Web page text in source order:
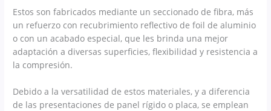
Estos son fabricados mediante un seccionado de fibra, más
un refuerzo con recubrimiento reflectivo de foil de aluminio
o con un acabado especial, que les brinda una mejor
adaptación a diversas superficies, flexibilidad y resistencia a
la compresión.
Debido a la versatilidad de estos materiales, y a diferencia
de las presentaciones de panel rígido o placa, se emplean